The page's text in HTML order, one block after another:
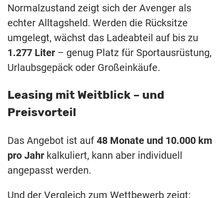
Normalzustand zeigt sich der Avenger als
echter Alltagsheld. Werden die Rücksitze
umgelegt, wächst das Ladeabteil auf bis zu
1.277 Liter – genug Platz für Sportausrüstung,
Urlaubsgepäck oder Großeinkäufe.
Leasing mit Weitblick – und
Preisvorteil
Das Angebot ist auf 48 Monate und 10.000 km
pro Jahr kalkuliert, kann aber individuell
angepasst werden.
Und der Vergleich zum Wettbewerb zeigt: